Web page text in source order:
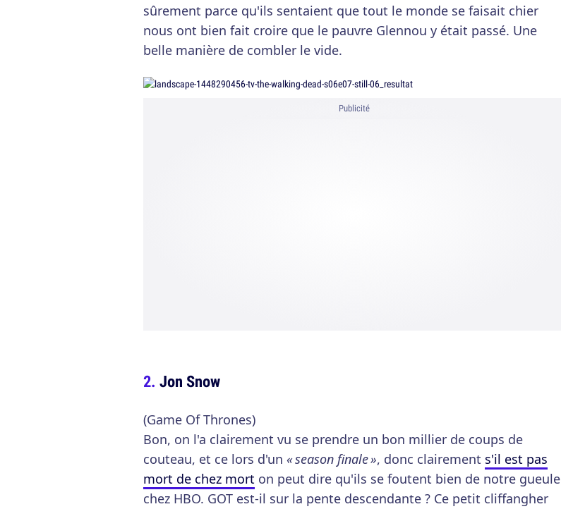
sûrement parce qu'ils sentaient que tout le monde se faisait chier
nous ont bien fait croire que le pauvre Glennou y était passé. Une
belle manière de combler le vide.
Publicité
Jon Snow
(Game Of Thrones)
Bon, on l'a clairement vu se prendre un bon millier de coups de
couteau, et ce lors d'un « season finale », donc clairement s'il est pas
mort de chez mort on peut dire qu'ils se foutent bien de notre gueule
chez HBO. GOT est-il sur la pente descendante ? Ce petit cliffangher